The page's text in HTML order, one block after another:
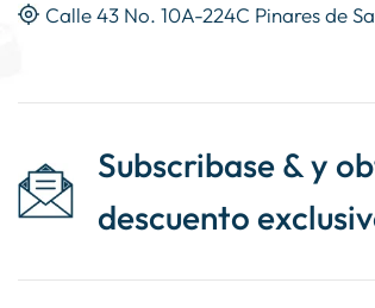
Calle 43 No. 10A-224C Pinares de
Subscribase & y
descuento